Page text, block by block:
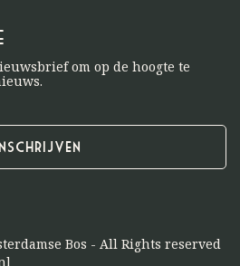
om op de hoogte te
Bos - All Rights reserved